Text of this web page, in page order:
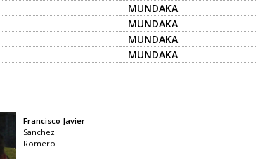
MUNDAKA
MUNDAKA
MUNDAKA
MUNDAKA
Francisco Javier
Sanchez
Romero